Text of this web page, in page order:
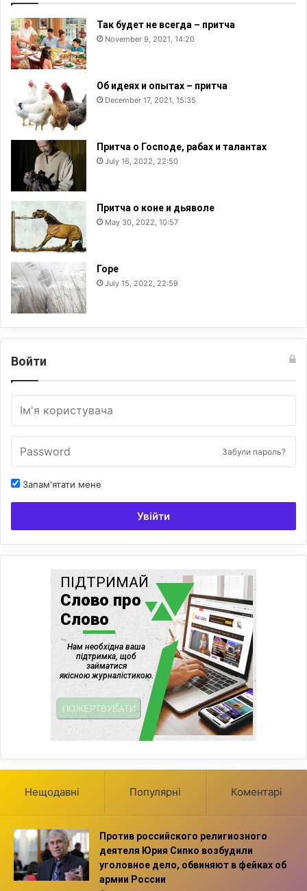
Так будет не всегда – притча
November 9, 2021, 14:20
Об идеях и опытах – притча
December 17, 2021, 15:35
Притча о Господе, рабах и талантах
July 16, 2022, 22:50
Притча о коне и дьяволе
May 30, 2022, 10:57
Горе
July 15, 2022, 22:59
Войти
Забули пароль?
Запам'ятати мене
Увійти
Нещодавні Популярні Коментарі
Против российского религиозного
деятеля Юрия Сипко возбудили
уголовное дело, обвиняют в фейках об
армии России